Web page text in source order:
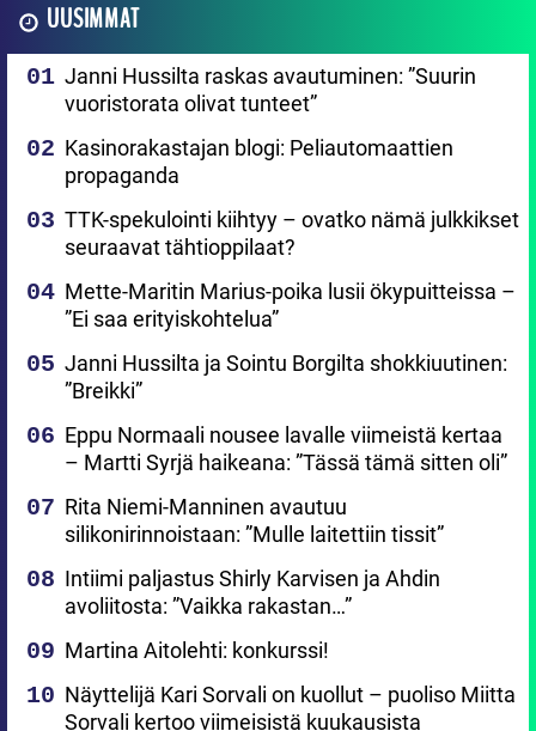
UUSIMMAT
Janni Hussilta raskas avautuminen: ”Suurin
vuoristorata olivat tunteet”
Kasinorakastajan blogi: Peliautomaattien
propaganda
TTK-spekulointi kiihtyy – ovatko nämä julkkikset
seuraavat tähtioppilaat?
Mette-Maritin Marius-poika lusii ökypuitteissa –
”Ei saa erityiskohtelua”
Janni Hussilta ja Sointu Borgilta shokkiuutinen:
”Breikki”
Eppu Normaali nousee lavalle viimeistä kertaa
– Martti Syrjä haikeana: ”Tässä tämä sitten oli”
Rita Niemi-Manninen avautuu
silikonirinnoistaan: ”Mulle laitettiin tissit”
Intiimi paljastus Shirly Karvisen ja Ahdin
avoliitosta: ”Vaikka rakastan…”
Martina Aitolehti: konkurssi!
Näyttelijä Kari Sorvali on kuollut – puoliso Miitta
Sorvali kertoo viimeisistä kuukausista